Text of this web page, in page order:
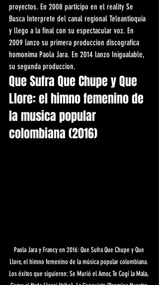
proyectos. En 2008 participo en el reality Se
Busca Interprete del canal regional Teleantioquia
y llego a la final con su espectacular voz. En
2009 lanzo su primera produccion discografica
homonima Paola Jara. En 2014 lanzo Inigualable,
su segunda produccion.
Que Sufra Que Chupe y Que
Llore: el himno femenino de
la musica popular
colombiana (2016)
Paola Jara y Francy en 2016: Que Sufra Que Chupe y Que
Llore, el himno femenino de la música popular colombiana.
Los éxitos que siguieron: Se Murió el Amor, Te Cogí la Mala,